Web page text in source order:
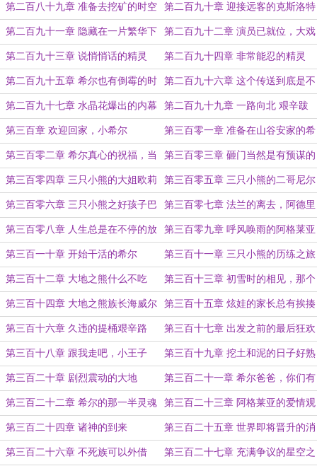
骚操作 特
第二百八十九章 准备去挖矿的时空
之神与威廉
第二百九十章 迎接远客的克斯洛特
第二百九十一章 隐藏在一片繁华下
的暗流涌动
第二百九十二章 演员已就位，大戏
即将开演
第二百九十三章 说悄悄话的精灵 第二百九十四章 非常能忍的精灵
第二百九十五章 希尔也有倒霉的时
候
第二百九十六章 这个传送到底是不
是幸运？
第二百九十七章 水晶花爆出的内幕 第二百九十九章 一路向北 艰辛跋
涉
第三百章 欢迎回家，小希尔 第三百零一章 准备在山谷安家的希
尔
第三百零二章 希尔真心的祝福，当
然会有效果
第三百零三章 砸门当然是有预谋的
啊！
第三百零四章 三只小熊的大姐欧莉
安娜
第三百零五章 三只小熊的二哥尼尔
斯
第三百零六章 三只小熊之好孩子巴
基
第三百零七章 法兰的离去，阿德里
安的传奇之路
第三百零八章 人生总是在不停的放
弃
第三百零九章 呼风唤雨的阿格莱亚
第三百一十章 开始干活的希尔 第三百十一章 三只小熊的历练之旅
第三百十二章 大地之熊什么不吃
啊！
第三百十三章 初雪时的相见，那个
熟悉的身影
第三百十四章 大地之熊族长海威尔
森
第三百十五章 炫娃的家长总有挨揍
的危险
第三百十六章 久违的提桶艰辛路 第三百十七章 出发之前的最后狂欢
第三百十八章 跟我走吧，小王子 第三百十九章 挖土和泥的日子好熟
悉
第三百二十章 剧烈震动的大地 第三百二十一章 希尔爸爸，你们有
点像
第三百二十二章 希尔的那一半灵魂 第三百二十三章 阿格莱亚的爱情观
第三百二十四章 诸神的到来 第三百二十五章 世界即将晋升的消
息
第三百二十六章 不死族可以外借 第三百二十七章 充满争议的星空之